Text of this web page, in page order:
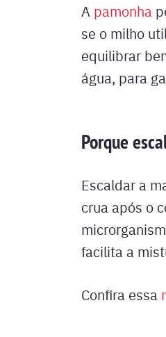
A pamonha
se o milho
equilibrar
água, para
Porque
Escaldar a
crua após o
facilita a
Confira essa